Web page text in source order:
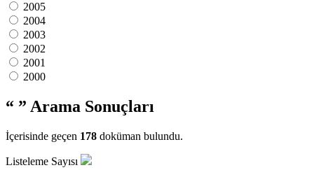
2005
2004
2003
2002
2001
2000
“ ” Arama Sonuçları
İçerisinde geçen 178 doküman bulundu.
Listeleme Sayısı